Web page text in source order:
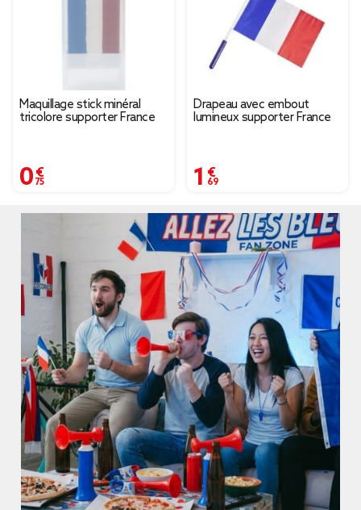
Maquillage stick minéral
tricolore supporter France
0,75 €
Drapeau avec embout
lumineux supporter France
1,69 €